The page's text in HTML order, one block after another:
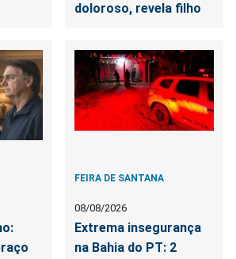
doloroso, revela filho
FEIRA DE SANTANA
08/08/2026
Extrema insegurança
na Bahia do PT: 2